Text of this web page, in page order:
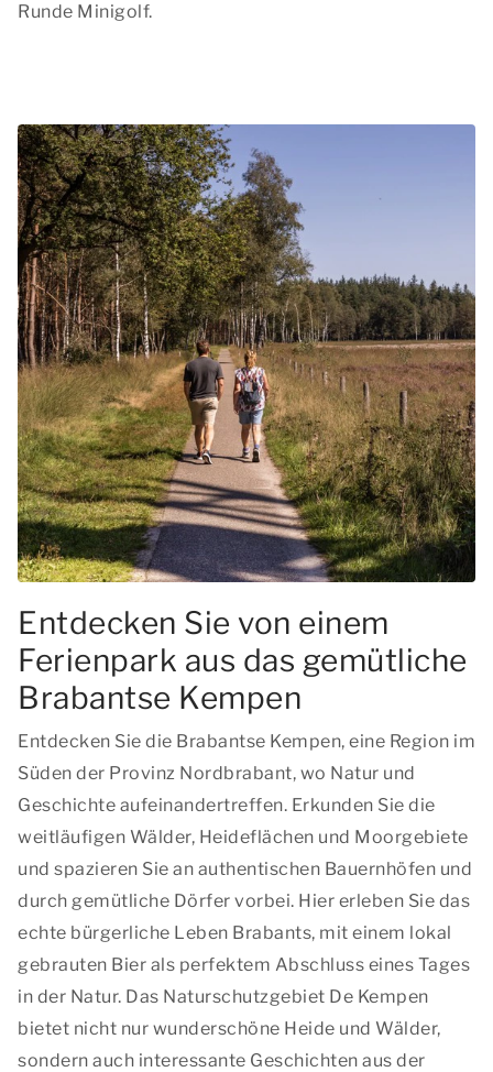
Runde Minigolf.
Entdecken Sie von einem
Ferienpark aus das gemütliche
Brabantse Kempen
Entdecken Sie die Brabantse Kempen, eine Region im
Süden der Provinz Nordbrabant, wo Natur und
Geschichte aufeinandertreffen. Erkunden Sie die
weitläufigen Wälder, Heideflächen und Moorgebiete
und spazieren Sie an authentischen Bauernhöfen und
durch gemütliche Dörfer vorbei. Hier erleben Sie das
echte bürgerliche Leben Brabants, mit einem lokal
gebrauten Bier als perfektem Abschluss eines Tages
in der Natur. Das Naturschutzgebiet De Kempen
bietet nicht nur wunderschöne Heide und Wälder,
sondern auch interessante Geschichten aus der